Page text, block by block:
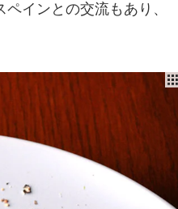
インとの交流もあり、